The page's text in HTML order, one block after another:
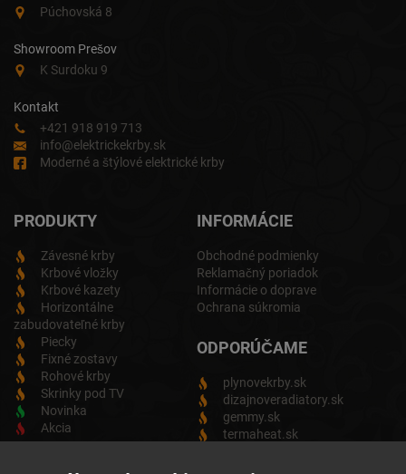
Púchovská 8
Showroom Prešov
K Surdoku 9
Kontakt
+421 918 919 713
info@elektrickekrby.sk
Moderné a štýlové elektrické krby
PRODUKTY
Závesné krby
Krbové vložky
Krbové kazety
Horizontálne
zabudovateľné krby
Piecky
Fixné zostavy
Rohové krby
Skrinky pod TV
Novinka
Akcia
INFORMÁCIE
Obchodné podmienky
Reklamačný poriadok
Informácie o doprave
Ochrana súkromia
ODPORÚČAME
plynovekrby.sk
dizajnoveradiatory.sk
gemmy.sk
termaheat.sk